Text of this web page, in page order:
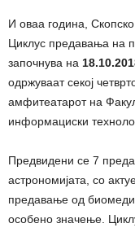
И оваа година,
Циклус предавања на
започнува на
одржуваат секој
амфитеатарот на
информациски
Предвидени се 7
астрономијата, со
предавање од
особено значење.